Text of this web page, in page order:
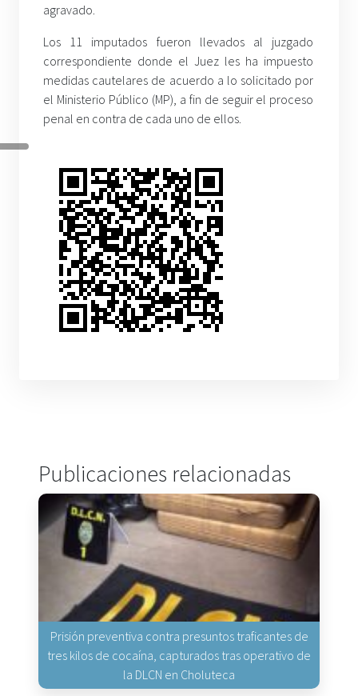
agravado.
Los 11 imputados fueron llevados al juzgado
correspondiente donde el Juez les ha impuesto
medidas cautelares de acuerdo a lo solicitado por
el Ministerio Público (MP), a fin de seguir el proceso
penal en contra de cada uno de ellos.
Publicaciones relacionadas
Prisión preventiva contra presuntos traficantes de
tres kilos de cocaína, capturados tras operativo de
la DLCN en Choluteca